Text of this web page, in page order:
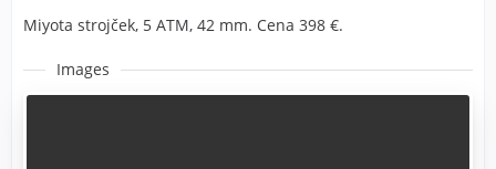
Miyota strojček, 5 ATM, 42 mm. Cena 398 €.
Images